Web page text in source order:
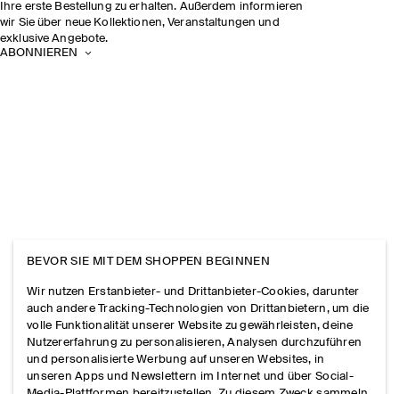
Ihre erste Bestellung zu erhalten. Außerdem informieren
wir Sie über neue Kollektionen, Veranstaltungen und
exklusive Angebote.
ABONNIEREN
BEVOR SIE MIT DEM SHOPPEN BEGINNEN
Wir nutzen Erstanbieter- und Drittanbieter-Cookies, darunter
auch andere Tracking-Technologien von Drittanbietern, um die
volle Funktionalität unserer Website zu gewährleisten, deine
Nutzererfahrung zu personalisieren, Analysen durchzuführen
und personalisierte Werbung auf unseren Websites, in
unseren Apps und Newslettern im Internet und über Social-